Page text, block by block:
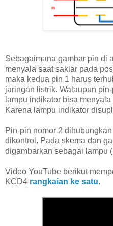
Sebagaimana gambar pin di
menyala saat saklar pada
maka kedua pin 1 harus
jaringan listrik. Walaupun
lampu indikator bisa
Karena lampu indikator
Pin-pin nomor 2
dikontrol. Pada skema dan
digambarkan sebagai lampu
Video YouTube berikut
KCD4 rangkaian ke satu.